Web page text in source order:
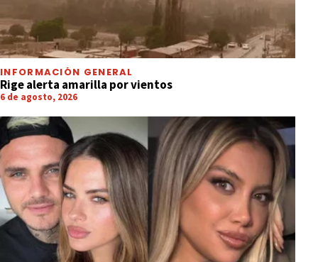
INFORMACIÓN GENERAL
Rige alerta amarilla por vientos
6 de agosto, 2026